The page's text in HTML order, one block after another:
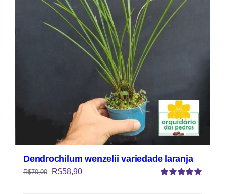
Dendrochilum wenzelii variedade laranja
R$70,00 R$58,90